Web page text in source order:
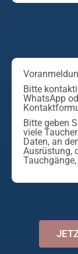
Bitte
WhatsApp
Bitte geben
viele
Daten, an
Ausrüstung,